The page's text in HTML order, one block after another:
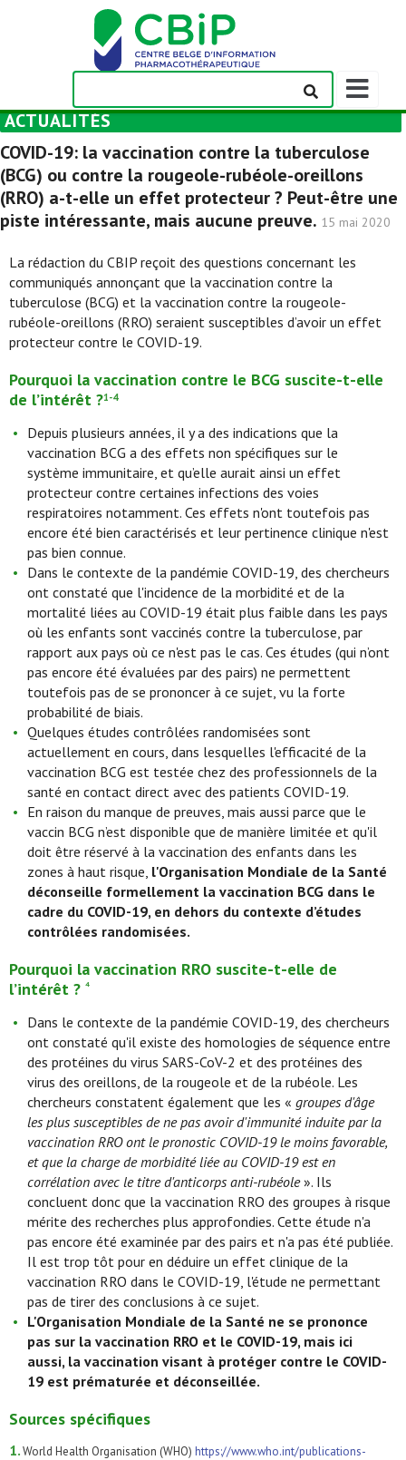
Afficher/
la
navigation
ACTUALITÉS
COVID-19: la vaccination contre la tuberculose
(BCG) ou contre la rougeole-rubéole-oreillons
(RRO) a-t-elle un effet protecteur ? Peut-être une
piste intéressante, mais aucune preuve. 15 mai 2020
La rédaction du CBIP reçoit des questions concernant les
communiqués annonçant que la vaccination contre la
tuberculose (BCG) et la vaccination contre la rougeole-
rubéole-oreillons (RRO) seraient susceptibles d’avoir un effet
protecteur contre le COVID-19.
Pourquoi la vaccination contre le BCG suscite-t-elle
de l’intérêt ?1-4
Depuis plusieurs années, il y a des indications que la
vaccination BCG a des effets non spécifiques sur le
système immunitaire, et qu’elle aurait ainsi un effet
protecteur contre certaines infections des voies
respiratoires notamment. Ces effets n'ont toutefois pas
encore été bien caractérisés et leur pertinence clinique n'est
pas bien connue.
Dans le contexte de la pandémie COVID-19, des chercheurs
ont constaté que l'incidence de la morbidité et de la
mortalité liées au COVID-19 était plus faible dans les pays
où les enfants sont vaccinés contre la tuberculose, par
rapport aux pays où ce n'est pas le cas. Ces études (qui n’ont
pas encore été évaluées par des pairs) ne permettent
toutefois pas de se prononcer à ce sujet, vu la forte
probabilité de biais.
Quelques études contrôlées randomisées sont
actuellement en cours, dans lesquelles l'efficacité de la
vaccination BCG est testée chez des professionnels de la
santé en contact direct avec des patients COVID-19.
En raison du manque de preuves, mais aussi parce que le
vaccin BCG n’est disponible que de manière limitée et qu'il
doit être réservé à la vaccination des enfants dans les
zones à haut risque, l'Organisation Mondiale de la Santé
déconseille formellement la vaccination BCG dans le
cadre du COVID-19, en dehors du contexte d’études
contrôlées randomisées.
Pourquoi la vaccination RRO suscite-t-elle de
l’intérêt ? 4
Dans le contexte de la pandémie COVID-19, des chercheurs
ont constaté qu'il existe des homologies de séquence entre
des protéines du virus SARS-CoV-2 et des protéines des
virus des oreillons, de la rougeole et de la rubéole. Les
chercheurs constatent également que les « groupes d'âge
les plus susceptibles de ne pas avoir d'immunité induite par la
vaccination RRO ont le pronostic COVID-19 le moins favorable,
et que la charge de morbidité liée au COVID-19 est en
corrélation avec le titre d'anticorps anti-rubéole». Ils
concluent donc que la vaccination RRO des groupes à risque
mérite des recherches plus approfondies. Cette étude n'a
pas encore été examinée par des pairs et n'a pas été publiée.
Il est trop tôt pour en déduire un effet clinique de la
vaccination RRO dans le COVID-19, l'étude ne permettant
pas de tirer des conclusions à ce sujet.
L'Organisation Mondiale de la Santé ne se prononce
pas sur la vaccination RRO et le COVID-19, mais ici
aussi, la vaccination visant à protéger contre le COVID-
19 est prématurée et déconseillée.
Sources spécifiques
1.World Health Organisation (WHO) https://www.who.int/publications-